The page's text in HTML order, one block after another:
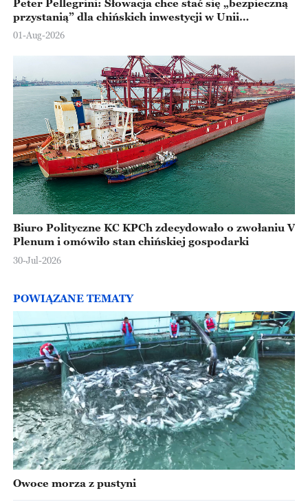
Peter Pellegrini: Słowacja chce stać się „bezpieczną
przystanią” dla chińskich inwestycji w Unii
Europejskiej
01-Aug-2026
Biuro Polityczne KC KPCh zdecydowało o zwołaniu V
Plenum i omówiło stan chińskiej gospodarki
30-Jul-2026
POWIĄZANE TEMATY
Owoce morza z pustyni